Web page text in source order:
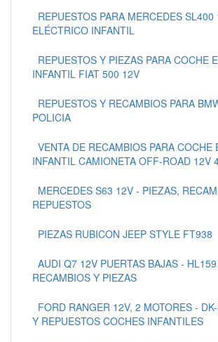
REPUESTOS PARA MERCEDES
ELÉCTRICO INFANTIL
REPUESTOS Y PIEZAS PARA COCHE
INFANTIL FIAT 500 12V
REPUESTOS Y RECAMBIOS PARA
POLICIA
VENTA DE RECAMBIOS PARA COCHE
INFANTIL CAMIONETA OFF-ROAD 12V
MERCEDES S63 12V - PIEZAS,
REPUESTOS
PIEZAS RUBICON JEEP STYLE FT938
AUDI Q7 12V PUERTAS BAJAS -
RECAMBIOS Y PIEZAS
FORD RANGER 12V, 2 MOTORES -
Y REPUESTOS COCHES INFANTILES